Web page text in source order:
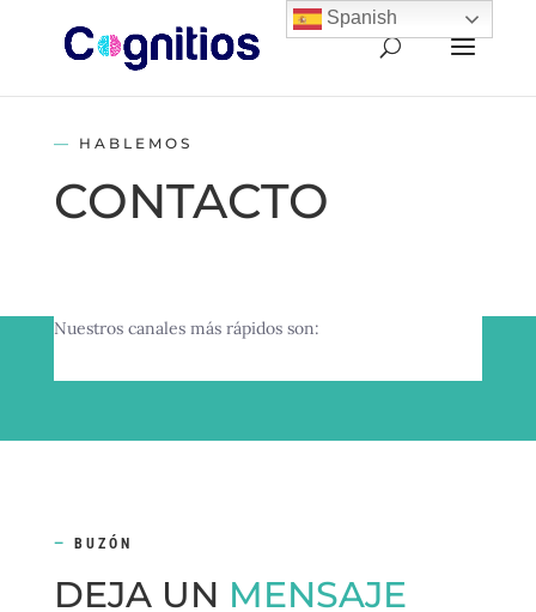
— HABLEMOS
CONTACTO
Nuestros canales más rápidos son:
— BUZÓN
DEJA UN MENSAJE
Spanish